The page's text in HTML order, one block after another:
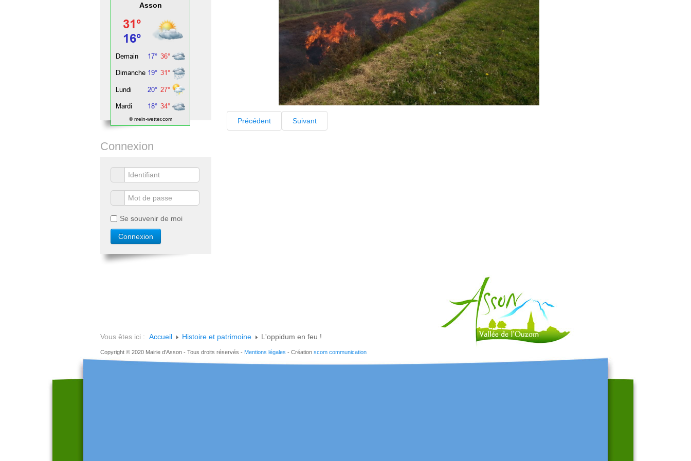
Précédent Suivant
Asson
© mein-wetter.com
Connexion
Se souvenir de moi
Vous êtes ici : Accueil Histoire et patrimoine L'oppidum en feu !
Copyright © 2020 Mairie d'Asson - Tous droits réservés - Mentions légales - Création scom communication